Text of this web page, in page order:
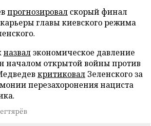
прогнозировал скорый финал
главы киевского режима
назвал экономическое давление
началом открытой войны против
критиковал Зеленского за
перезахоронения нациста